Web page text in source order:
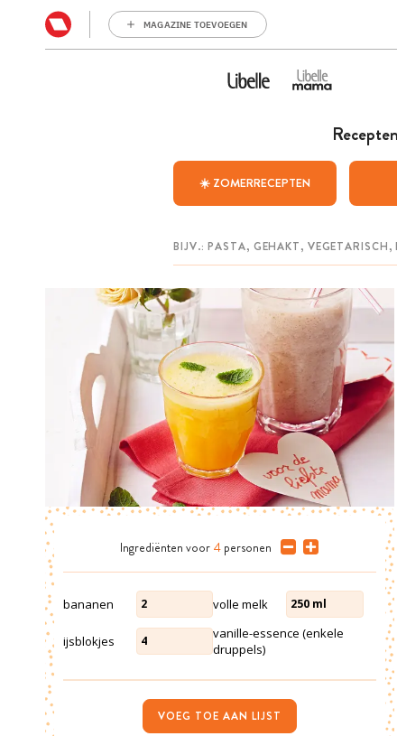
MAGAZINE TOEVOEGEN
Recepten
☀️ ZOMERRECEPTEN
Ingrediënten voor 4 personen
bananen 2 volle melk 250 ml
ijsblokjes 4
vanille-essence (enkele
druppels)
VOEG TOE AAN LIJST